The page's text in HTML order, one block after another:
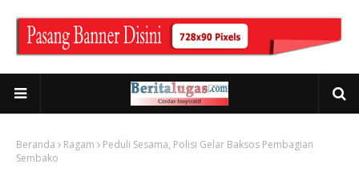
Beranda Ragam
Peduli Sesama, Polisi Gelar Baksos Pembagian
Sembako